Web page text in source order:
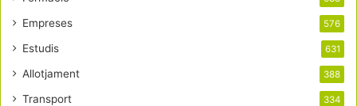
Empreses 576
Estudis 631
Allotjament 388
Transport 334